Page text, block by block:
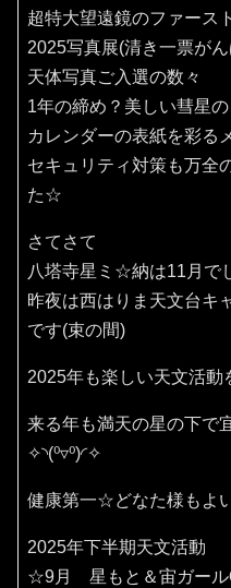
超特大望遠鏡のファース
2025写真展(清き一票が
天体写真ご入選の数々
1年の締め？美しい彗星
カレンダーの表紙を彩る
セキュリティ対策も万全
た☆
さてさて
八塔寺星ミ☆納は11月で
昨夜は西はりま天文台キ
です(束の間)
2025年も楽しい天文活動
来る年も満天の星の下で
✧⁠◝⁠(⁠⁰⁠▿⁠⁰⁠)⁠◜⁠✧
健康第一☆どなた様もよ
2025年下半期天文活動
☆9月 星もと＆宙ガール